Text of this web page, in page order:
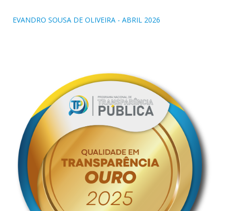
EVANDRO SOUSA DE OLIVEIRA - ABRIL 2026